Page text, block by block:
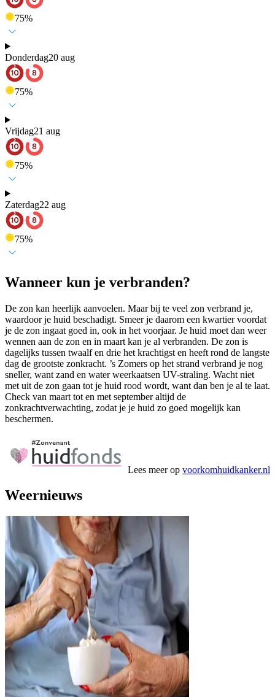
75%
Donderdag20 aug
75%
Vrijdag21 aug
75%
Zaterdag22 aug
75%
Wanneer kun je verbranden?
De zon kan heerlijk aanvoelen. Maar bij te veel zon verbrand je,
waardoor je huid beschadigt. Smeer je daarom een kwartier voordat
je de zon ingaat goed in, ook in het voorjaar. Je huid moet dan weer
wennen aan de zon en in maart kan je al verbranden. De zon is
dagelijks tussen twaalf en drie het krachtigst en heeft rond de langste
dag de grootste zonkracht. ’s Zomers op het strand verbrand je nog
sneller, want zand en water weerkaatsen UV-straling. Wacht niet
met uit de zon gaan tot je huid rood wordt, want dan ben je al te laat.
Check van maart tot en met september altijd de
zonkrachtverwachting, zodat je je huid zo goed mogelijk kan
beschermen.
Lees meer op voorkomhuidkanker.nl
Weernieuws